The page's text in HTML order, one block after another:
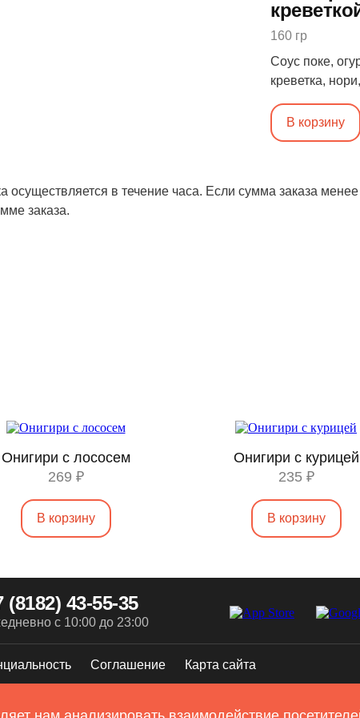
160 гр
Соус поке,
креветка,
В корзину
осуществляется в течение часа. Если сумма заказа
заказа.
Онигири с лососем
269 ₽
В корзину
Онигири с курицей
235 ₽
В корзину
(8182) 43-55-35
с 10:00 до 23:00
Соглашение Карта сайта